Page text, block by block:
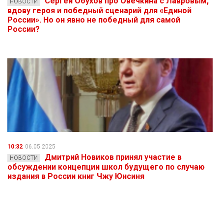
НОВОСТИ
вдову героя и победный сценарий для «Единой
России». Но он явно не победный для самой
России?
10:32 06.05.2025
НОВОСТИ
Дмитрий Новиков принял участие в
обсуждении концепции школ будущего по случаю
издания в России книг Чжу Юнсиня